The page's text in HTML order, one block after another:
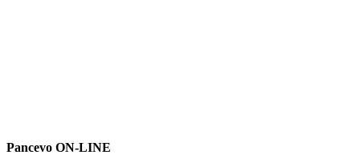
Pancevo ON-LINE